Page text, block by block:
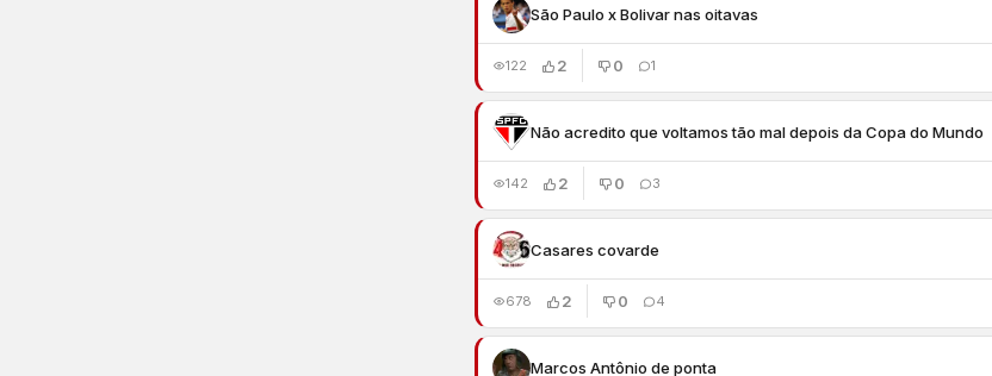
São Paulo x Bolivar nas oitavas
122 2 0 1
Não acredito que voltamos tão mal depois da Copa do Mundo
142 2 0 3
Casares covarde
678 2 0 4
Marcos Antônio de ponta